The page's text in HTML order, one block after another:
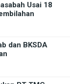
Usai 18
dan BKSDA